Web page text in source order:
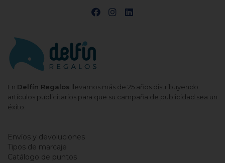
En Delfín Regalos llevamos más de 25 años distribuyendo
artículos publicitarios para que su campaña de publicidad sea un
éxito.
Envíos y devoluciones
Tipos de marcaje
Catálogo de puntos